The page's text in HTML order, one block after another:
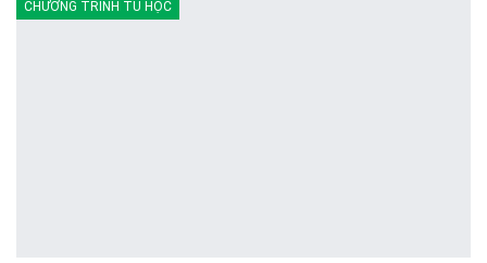
CHƯƠNG TRÌNH TU HỌC